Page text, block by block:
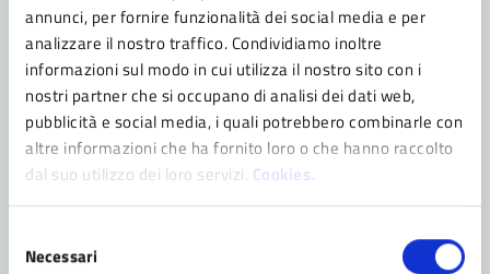
annunci, per fornire funzionalità dei social media e per
analizzare il nostro traffico. Condividiamo inoltre
informazioni sul modo in cui utilizza il nostro sito con i
nostri partner che si occupano di analisi dei dati web,
pubblicità e social media, i quali potrebbero combinarle con
altre informazioni che ha fornito loro o che hanno raccolto
dal suo utilizzo dei loro servizi. Cookies.
delNecessari
Contatta il comune
Leggi le domande frequenti
Richiedi assistenza
Prenota appuntamento
Problemi in città
Segnala disservizio